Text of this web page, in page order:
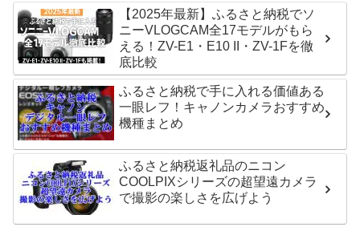
【2025年最新】ふるさと納税でソ
ニーVLOGCAM全17モデルがもら
える！ZV-E1・E10 II・ZV-1Fを徹
底比較
ふるさと納税で手に入れる価値ある
一眼レフ！キャノンカメラおすすめ
機種まとめ
ふるさと納税返礼品のニコン
COOLPIXシリーズの超望遠カメラ
で撮影の楽しさを広げよう